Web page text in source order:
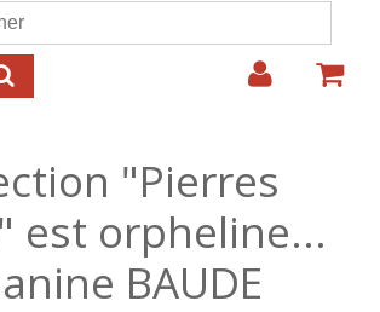
de recherche
"Pierres
est orpheline...
BAUDE